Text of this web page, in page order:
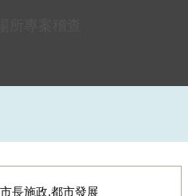
長施政,都市發展